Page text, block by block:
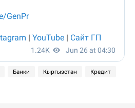
Банки Кыргызстан Кредит